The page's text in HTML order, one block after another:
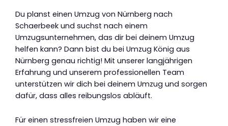
Du planst einen Umzug von Nürnberg nach
Schaerbeek und suchst nach einem
Umzugsunternehmen, das dir bei deinem Umzug
helfen kann? Dann bist du bei Umzug König aus
Nürnberg genau richtig! Mit unserer langjährigen
Erfahrung und unserem professionellen Team
unterstützen wir dich bei deinem Umzug und sorgen
dafür, dass alles reibungslos abläuft.
Für einen stressfreien Umzug haben wir eine